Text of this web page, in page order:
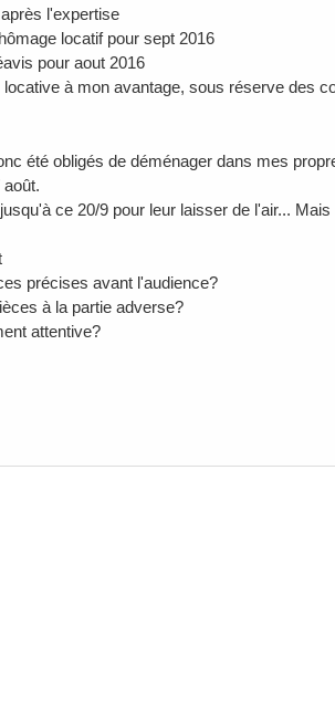
l'expertise
locatif pour sept 2016
pour aout 2016
locative à mon avantage, sous réserve des
été obligés de déménager dans mes
ce 20/9 pour leur laisser de l'air...
précises avant l'audience?
à la partie adverse?
attentive?